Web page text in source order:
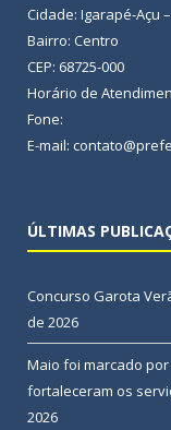
Cidade: Igarapé-Açu
Bairro: Centro
CEP: 68725-000
Horário de
Fone:
E-mail:
ÚLTIMAS
Concurso Garota
de 2026
Maio foi marcado
fortaleceram os
2026